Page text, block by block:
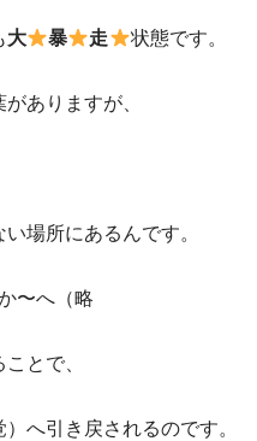
大 暴 走 状態です。
ありますが、
場所にあるんです。
〜へ（略
とで、
へ引き戻されるのです。